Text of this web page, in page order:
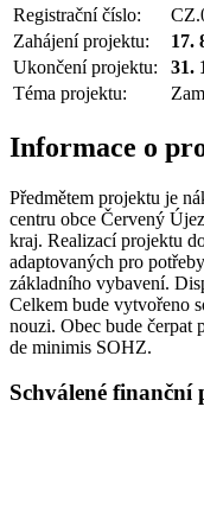
Registrační číslo:
Zahájení projektu:
17.
Ukončení projektu:
31.
Téma projektu:
Informace o
Předmětem projektu je
centru obce Červený
kraj. Realizací projektu
adaptovaných pro
základního vybavení.
Celkem bude vytvořeno
nouzi. Obec bude čerpat
de minimis SOHZ.
Schválené finanční